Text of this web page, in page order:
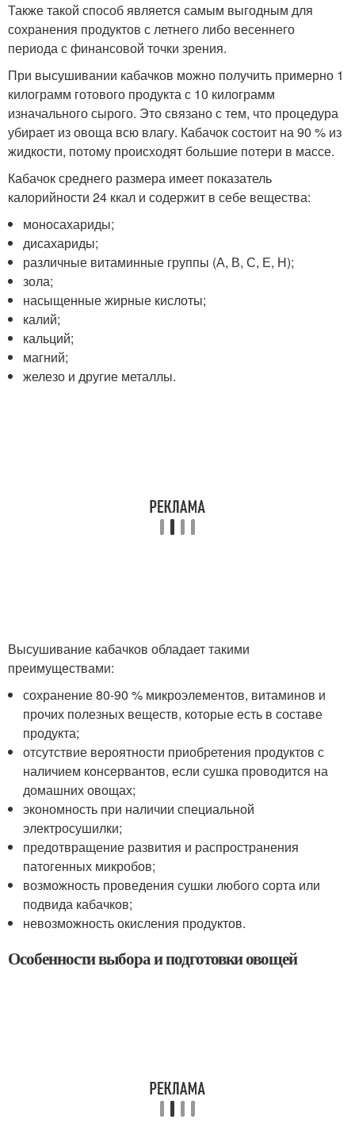
Также такой способ является самым выгодным для
сохранения продуктов с летнего либо весеннего
периода с финансовой точки зрения.
При высушивании кабачков можно получить примерно 1
килограмм готового продукта с 10 килограмм
изначального сырого. Это связано с тем, что процедура
убирает из овоща всю влагу. Кабачок состоит на 90 % из
жидкости, потому происходят большие потери в массе.
Кабачок среднего размера имеет показатель
калорийности 24 ккал и содержит в себе вещества:
моносахариды;
дисахариды;
различные витаминные группы (А, В, С, Е, Н);
зола;
насыщенные жирные кислоты;
калий;
кальций;
магний;
железо и другие металлы.
Высушивание кабачков обладает такими
преимуществами:
сохранение 80-90 % микроэлементов, витаминов и
прочих полезных веществ, которые есть в составе
продукта;
отсутствие вероятности приобретения продуктов с
наличием консервантов, если сушка проводится на
домашних овощах;
экономность при наличии специальной
электросушилки;
предотвращение развития и распространения
патогенных микробов;
возможность проведения сушки любого сорта или
подвида кабачков;
невозможность окисления продуктов.
Особенности выбора и подготовки овощей